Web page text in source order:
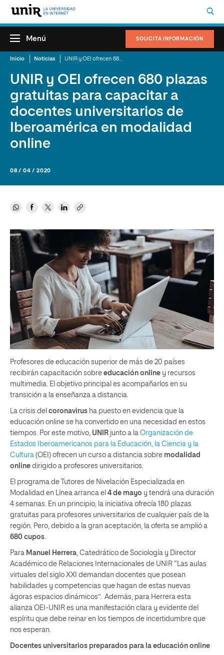
SOLICITA INFORMACIÓN
Menú
Inicio Noticias
UNIR y OEI ofrecen 680 plazas
gratuitas para capacitar a
docentes universitarios de
Iberoamérica en modalidad
online
08 / 04 / 2020
Profesores de educación superior de más de 20 países
recibirán capacitación sobre educación online y recursos
multimedia. El objetivo principal es acompañarlos en su
transición a la enseñanza a distancia.
La crisis del coronavirus ha puesto en evidencia que la
educación online se ha convertido en una necesidad en estos
tiempos. Por este motivo, UNIR junto a la Organización de
Estados Iberoamericanos para la Educación, la Ciencia y la
Cultura (OEI) ofrecen un curso a distancia sobre modalidad
online dirigido a profesores universitarios.
El programa de Tutores de Nivelación Especializada en
Modalidad en Línea arranca el 4 de mayo y tendrá una duración
4 semanas. En un principio, la iniciativa ofrecía 180 plazas
gratuitas para profesores universitarios de cualquier país de la
región. Pero, debido a la gran aceptación, la oferta se amplió a
680 cupos
Para Manuel Herrera , Catedrático de Sociología y Director
Académico de Relaciones Internacionales de UNIR “Las aulas
virtuales del siglo XXI demandan docentes que posean
habilidades y competencias que hagan de estas nuevas
ágoras espacios dinámicos”. Además, para Herrera esta
alianza OEI-UNIR es una manifestación clara y evidente del
espíritu que debe reinar en los tiempos de incertidumbre que
nos esperan.
Docentes universitarios preparados para la educación online